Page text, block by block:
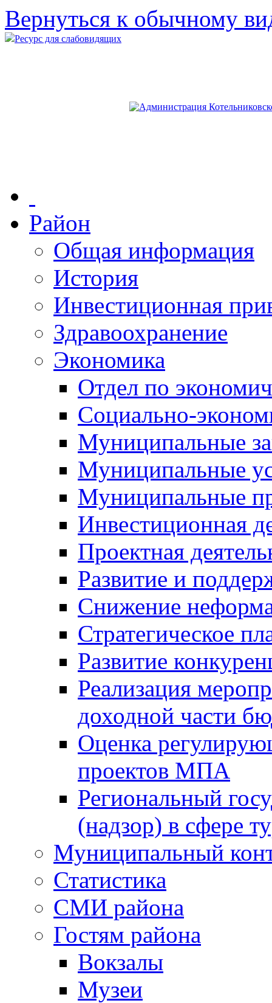
Вернуться к обычному
Ресурс для слабовидящих
Район
Общая информация
История
Инвестиционная
Здравоохранение
Экономика
Отдел по
Социально-
Муниципальные
Муниципальные
Муниципальные
Инвестиционная
Проектная
Развитие и
Снижение
Стратегическое
Развитие
Реализация
доходной части
Оценка
проектов МПА
Региональный
(надзор) в сфере
Муниципальный
Статистика
СМИ района
Гостям района
Вокзалы
Музеи